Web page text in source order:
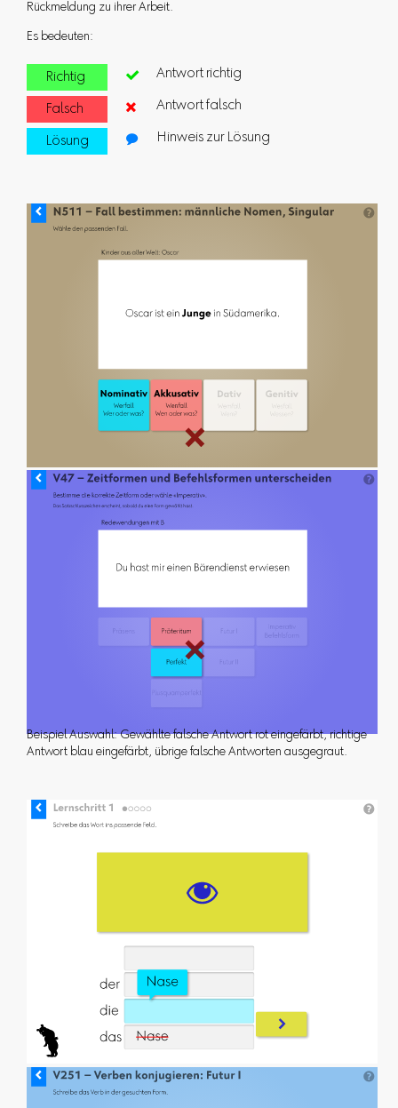
Rückmeldung zu ihrer Arbeit.
Es bedeuten:
Richtig  Antwort richtig
Falsch  Antwort falsch
Lösung  Hinweis zur Lösung
Beispiel Auswahl: Gewählte falsche Antwort rot eingefärbt, richtige
Antwort blau eingefärbt, übrige falsche Antworten ausgegraut.